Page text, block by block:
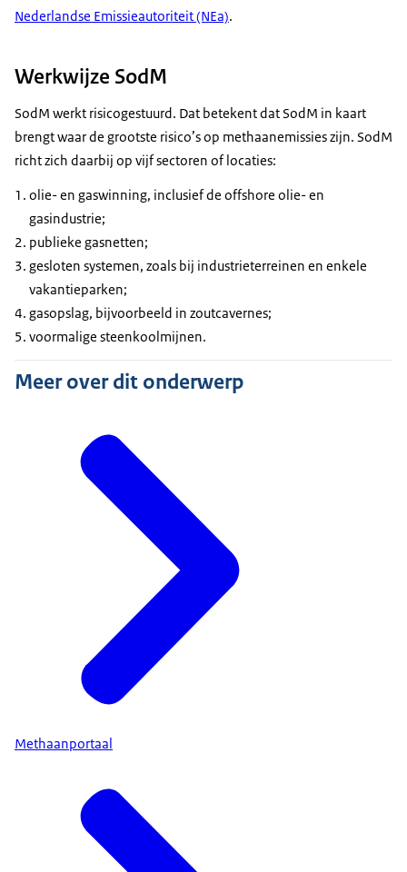
Nederlandse Emissieautoriteit (NEa).
Werkwijze SodM
SodM werkt risicogestuurd. Dat betekent dat SodM in kaart
brengt waar de grootste risico’s op methaanemissies zijn. SodM
richt zich daarbij op vijf sectoren of locaties:
olie- en gaswinning, inclusief de offshore olie- en
gasindustrie;
publieke gasnetten;
gesloten systemen, zoals bij industrieterreinen en enkele
vakantieparken;
gasopslag, bijvoorbeeld in zoutcavernes;
voormalige steenkoolmijnen.
Meer over dit onderwerp
Methaanportaal